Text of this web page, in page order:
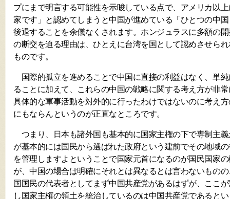
プにまで明言する可能性を示唆している点で、アメリカ以
家です」と認めてしまうと中国が進めている「ひとつの中
後退することを余儀なくされます。ホンジュラスに多額の
の断交を迫る理由は、ひとえに台湾を国として認めさせら
ものです。
国際的孤立を進めることで中国に直接の利益はなく、単
ることに加えて、これらの中国の戦略に関する考え方が非
具体的な軍事活動を対外的に行ったわけではないのに考え
にもならんというのが正直なところです。
つまり、日本も諸外国も基本的に国家主権の下で専制主
が基本的には国民から選ばれた政府という建前でその地域
を管理しますよということで国家元首になるのが国民国家
が、中国の場合は明確にそれとは異なるとは言わないもの
国国民の代表者としてまず中国共産党があるはずが、ここ
し国家主権の領土を統治しているのは中国共産党であると